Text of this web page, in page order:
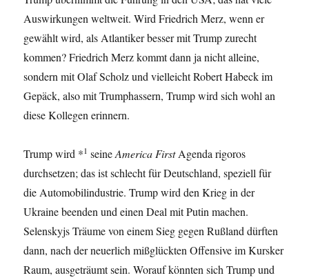
Auswirkungen weltweit. Wird Friedrich Merz, wenn er
gewählt wird, als Atlantiker besser mit Trump zurecht
kommen? Friedrich Merz kommt dann ja nicht alleine,
sondern mit Olaf Scholz und vielleicht Robert Habeck im
Gepäck, also mit Trumphassern, Trump wird sich wohl an
diese Kollegen erinnern.
Trump wird *1 seineAmerica FirstAgenda rigoros
durchsetzen; das ist schlecht für Deutschland, speziell für
die Automobilindustrie. Trump wird den Krieg in der
Ukraine beenden und einen Deal mit Putin machen.
Selenskyjs Träume von einem Sieg gegen Rußland dürften
dann, nach der neuerlich mißglückten Offensive im Kursker
Raum, ausgeträumt sein. Worauf könnten sich Trump und